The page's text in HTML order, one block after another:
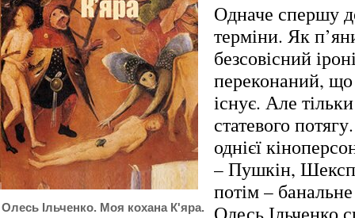
Олесь Ільченко. Моя кохана К'яра.
Одначе спершу
терміни. Як
безсовісний
переконаний,
існує. Але
статевого
однієї
– Пушкін,
потім –